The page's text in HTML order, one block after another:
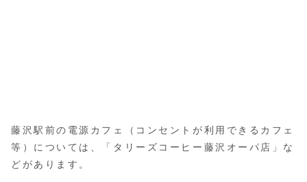
藤沢駅前の電源カフェ（コンセントが利用できるカフェ
等）については、「タリーズコーヒー藤沢オーパ店」な
どがあります。